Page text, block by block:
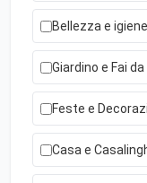
Bellezza e igiene
Giardino e Fai
Feste e
Casa e